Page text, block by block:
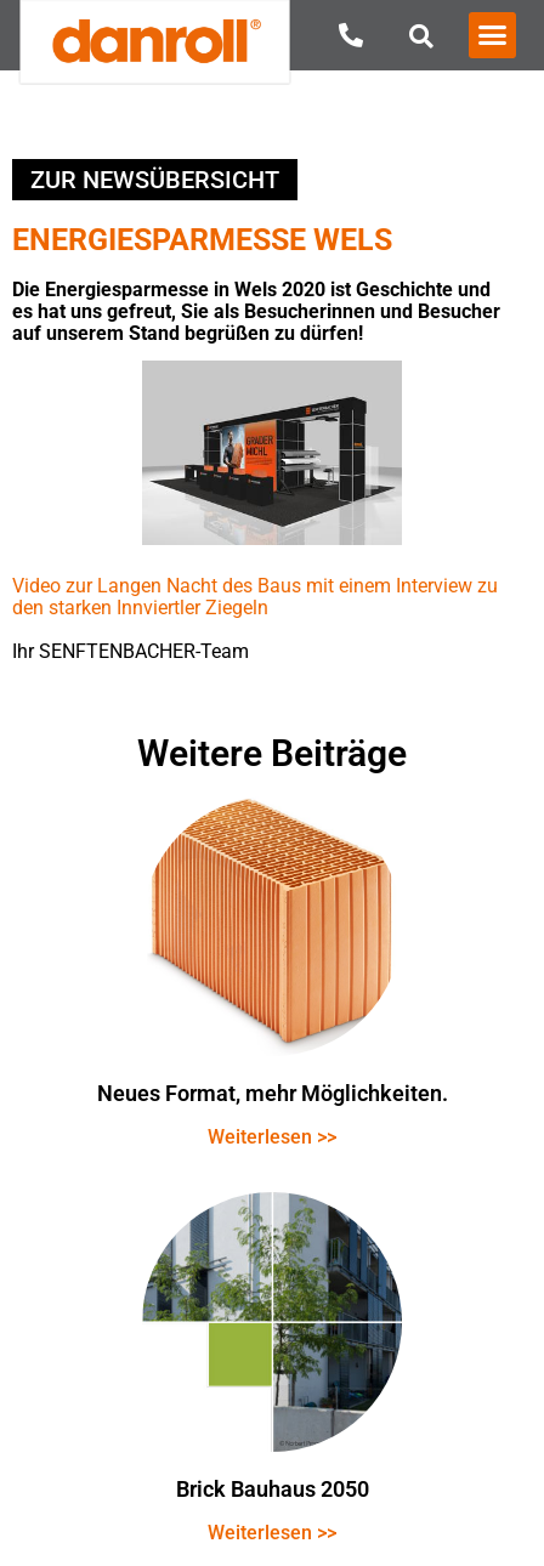
ZUR NEWSÜBERSICHT
ENERGIESPARMESSE WELS
Die Energiesparmesse in Wels 2020 ist Geschichte und
es hat uns gefreut, Sie als Besucherinnen und Besucher
auf unserem Stand begrüßen zu dürfen!
Video zur Langen Nacht des Baus mit einem Interview zu
den starken Innviertler Ziegeln
Ihr SENFTENBACHER-Team
Weitere Beiträge
Neues Format, mehr Möglichkeiten.
Weiterlesen >>
Brick Bauhaus 2050
Weiterlesen >>